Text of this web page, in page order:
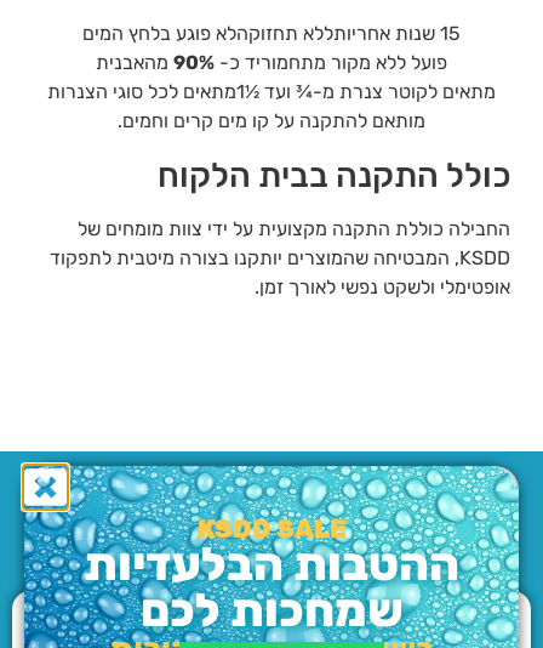
15 שנות אחריות ללא תחזוקהלא פוגע בלחץ המים
פועל ללא מקור מתחמוריד כ- 90% מהאבנית
מתאים לקוטר צנרת מ-¾ ועד ½1 מתאים לכל סוגי הצנרות
מותאם להתקנה על קו מים קרים וחמים.
כולל התקנה בבית הלקוח
החבילה כוללת התקנה מקצועית על ידי צוות מומחים של
KSDD, המבטיחה שהמוצרים יותקנו בצורה מיטבית לתפקוד
אופטימלי ולשקט נפשי לאורך זמן.
מוצרים נוספים
מבצע!
KSDD SALE
ההטבות הבלעדיות
שמחכות לכם